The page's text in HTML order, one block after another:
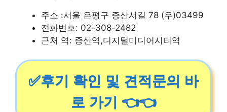
주소 :서울 은평구 증산서길 78 (우)03499
전화번호: 02-308-2482
근처 역: 증산역,디지털미디어시티역
✅후기 확인 및 견적문의 바
로 가기 👈👈